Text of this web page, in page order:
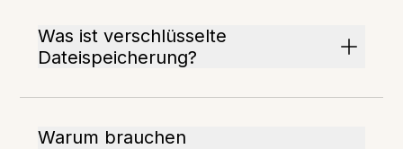
Was ist verschlüsselte
Dateispeicherung?
Warum brauchen